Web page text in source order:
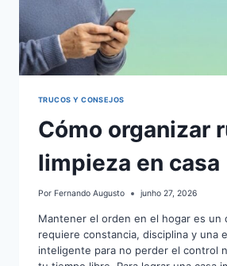
TRUCOS Y CONSEJOS
Cómo organizar
limpieza en casa
Por Fernando Augusto junho 27, 2026
Mantener el orden en el hogar es un
requiere constancia, disciplina y una
inteligente para no perder el control